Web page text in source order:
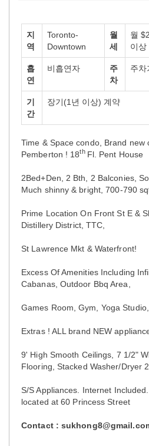
지
역
Toronto-
Downtown
월
세
월
이상
흡
연
비흡연자
주
차
주차
기
간
장기(1년 이상) 계약
Time & Space condo, Brand new
Pemberton ! 18th Fl. Pent House
2Bed+Den, 2 Bth, 2 Balconies,
Much shinny & bright, 700-790
Prime Location On Front St E &
Distillery District, TTC,
St Lawrence Mkt & Waterfront!
Excess Of Amenities Including
Cabanas, Outdoor Bbq Area,
Games Room, Gym, Yoga
Extras ! ALL brand NEW
9' High Smooth Ceilings, 7 1/2"
Flooring, Stacked Washer/Dryer
S/S Appliances. Internet
located at 60 Princess Street
Contact :